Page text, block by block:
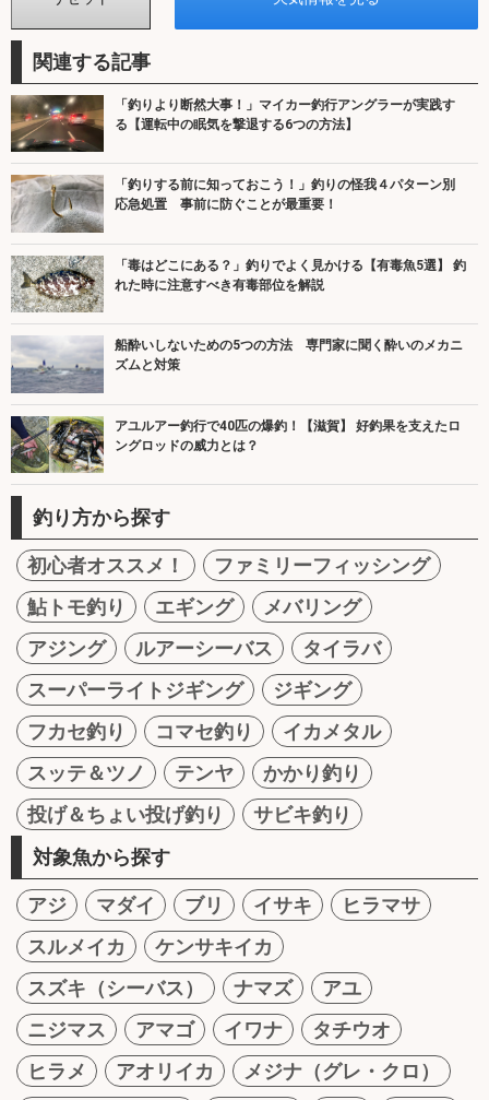
関連する記事
「釣りより断然大事！」マイカー釣行アングラーが実践す
る【運転中の眠気を撃退する6つの方法】
「釣りする前に知っておこう！」釣りの怪我４パターン別
応急処置 事前に防ぐことが最重要！
「毒はどこにある？」釣りでよく見かける【有毒魚5選】 釣
れた時に注意すべき有毒部位を解説
船酔いしないための5つの方法 専門家に聞く酔いのメカニ
ズムと対策
アユルアー釣行で40匹の爆釣！【滋賀】 好釣果を支えたロ
ングロッドの威力とは？
釣り方から探す
初心者オススメ！
ファミリーフィッシング
鮎トモ釣り
エギング
メバリング
アジング
ルアーシーバス
タイラバ
スーパーライトジギング
ジギング
フカセ釣り
コマセ釣り
イカメタル
スッテ＆ツノ
テンヤ
かかり釣り
投げ＆ちょい投げ釣り
サビキ釣り
対象魚から探す
アジ マダイ ブリ イサキ
ヒラマサ
スルメイカ
ケンサキイカ
スズキ（シーバス）
ナマズ
アユ
ニジマス
アマゴ イワナ
タチウオ
ヒラメ
アオリイカ
メジナ（グレ・クロ）